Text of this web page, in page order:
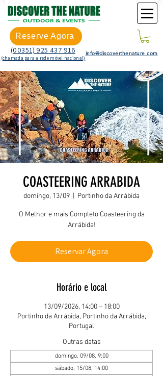
Reserve Agora
(00351) 925 437 916
(chamada para a rede móvel nacional)
info@discoverthenature.com
COASTEERING ARRABIDA
domingo, 13/09 Portinho da Arrábida
O Melhor e mais Completo Coasteering da
Arrábida!
Reservar Agora
Horário e local
13/09/2026, 14:00 – 18:00
Portinho da Arrábida, Portinho da Arrábida,
Portugal
Outras datas
domingo, 09/08, 9:00
sábado, 15/08, 14:00